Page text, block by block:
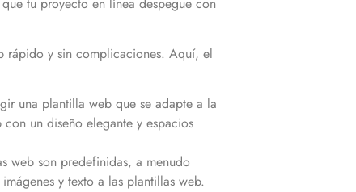
rápido y sin complicaciones. Aquí, el
una plantilla web que se adapte a la
un diseño elegante y espacios
web son predefinidas, a menudo
y texto a las plantillas web.